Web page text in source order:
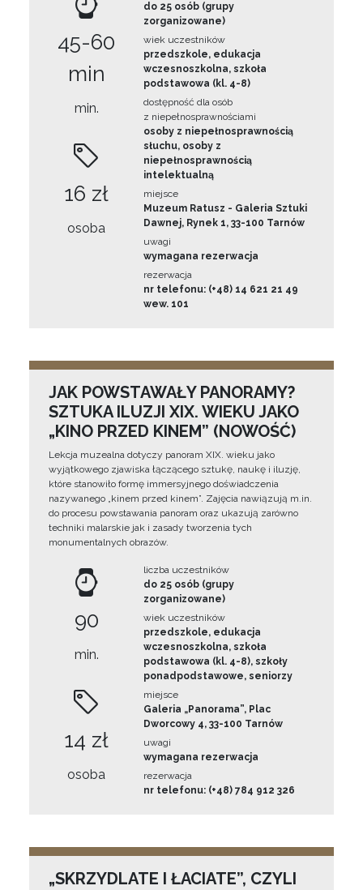
45-60
min
min.
16 zł
osoba
do 25 osób (grupy
zorganizowane)
wiek uczestników
przedszkole, edukacja
wczesnoszkolna, szkoła
podstawowa (kl. 4-8)
dostępność dla osób
z niepełnosprawnościami
osoby z niepełnosprawnością
słuchu, osoby z
niepełnosprawnością
intelektualną
miejsce
Muzeum Ratusz - Galeria Sztuki
Dawnej, Rynek 1, 33-100 Tarnów
uwagi
wymagana rezerwacja
rezerwacja
nr telefonu: (+48) 14 621 21 49
wew. 101
JAK POWSTAWAŁY PANORAMY?
SZTUKA ILUZJI XIX. WIEKU JAKO
„KINO PRZED KINEM” (NOWOŚĆ)
Lekcja muzealna dotyczy panoram XIX. wieku jako
wyjątkowego zjawiska łączącego sztukę, naukę i iluzję,
które stanowiło formę immersyjnego doświadczenia
nazywanego „kinem przed kinem”. Zajęcia nawiązują m.in.
do procesu powstawania panoram oraz ukazują zarówno
techniki malarskie jak i zasady tworzenia tych
monumentalnych obrazów.
90
min.
14 zł
osoba
liczba uczestników
do 25 osób (grupy
zorganizowane)
wiek uczestników
przedszkole, edukacja
wczesnoszkolna, szkoła
podstawowa (kl. 4-8), szkoły
ponadpodstawowe, seniorzy
miejsce
Galeria „Panorama”, Plac
Dworcowy 4, 33-100 Tarnów
uwagi
wymagana rezerwacja
rezerwacja
nr telefonu: (+48) 784 912 326
„SKRZYDLATE I ŁACIATE”, CZYLI